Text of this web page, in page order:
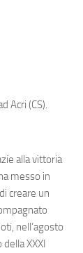
Acri (CS).
alla vittoria
messo in
creare un
nell’agosto
XXXI